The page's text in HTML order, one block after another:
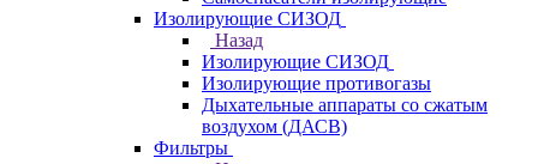
Изолирующие СИЗОД
Назад
Изолирующие СИЗОД
Изолирующие противогазы
Дыхательные аппараты со сжатым
воздухом (ДАСВ)
Фильтры